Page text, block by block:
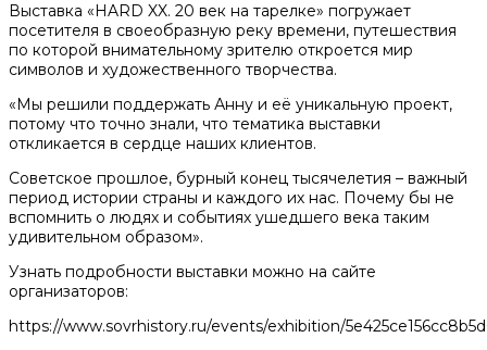
Выставка «HARD XX. 20 век на тарелке» погружает
посетителя в своеобразную реку времени, путешествия
по которой внимательному зрителю откроется мир
символов и художественного творчества.
«Мы решили поддержать Анну и её уникальную проект,
потому что точно знали, что тематика выставки
откликается в сердце наших клиентов.
Советское прошлое, бурный конец тысячелетия – важный
период истории страны и каждого их нас. Почему бы не
вспомнить о людях и событиях ушедшего века таким
удивительном образом».
Узнать подробности выставки можно на сайте
организаторов:
https://www.sovrhistory.ru/events/exhibition/